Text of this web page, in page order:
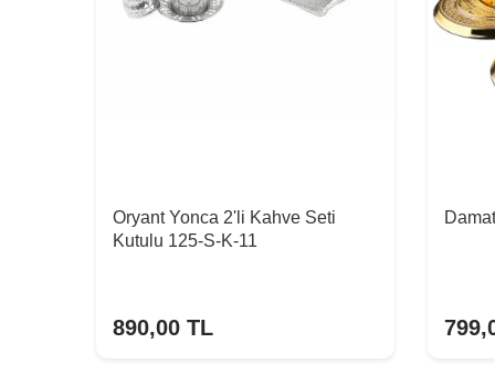
Oryant Yonca 2'li Kahve Seti
Kutulu 125-S-K-11
890,00 TL